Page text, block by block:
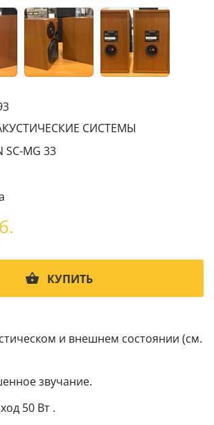
СИСТЕМЫ
SC-MG 33
КУПИТЬ
и внешнем состоянии (см.
звучание.
50 Вт .